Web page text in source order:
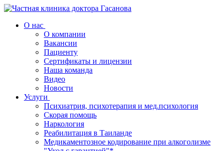
О нас
О компании
Вакансии
Пациенту
Сертификаты и лицензии
Наша команда
Видео
Новости
Услуги
Психиатрия, психотерапия и мед.психология
Скорая помощь
Наркология
Реабилитация в Таиланде
Медикаментозное кодирование при алкоголизме